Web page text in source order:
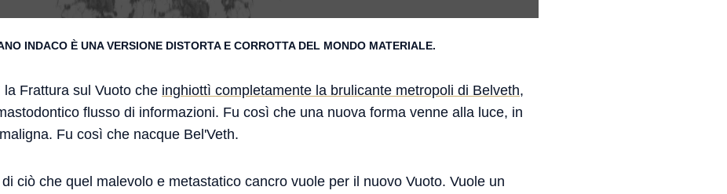
INDACO È UNA VERSIONE DISTORTA E CORROTTA DEL MONDO MATERIALE.
Frattura sul Vuoto che inghiottì completamente la brulicante metropoli di Belveth,
flusso di informazioni. Fu così che una nuova forma venne alla luce, in
Fu così che nacque Bel'Veth.
ciò che quel malevolo e metastatico cancro vuole per il nuovo Vuoto. Vuole un